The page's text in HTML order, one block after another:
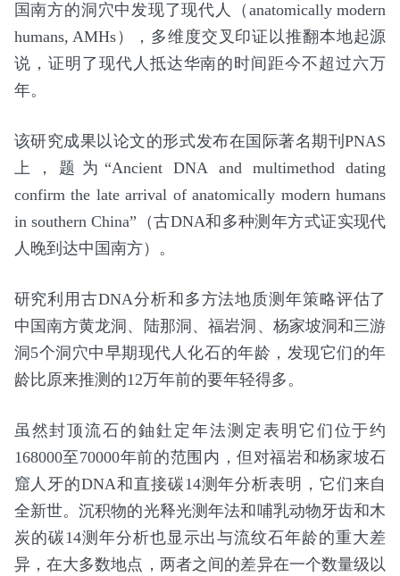
国南方的洞穴中发现了现代人（anatomically modern
humans, AMHs），多维度交叉印证以推翻本地起源
说，证明了现代人抵达华南的时间距今不超过六万
年。
该研究成果以论文的形式发布在国际著名期刊PNAS
上，题为“Ancient DNA and multimethod dating
confirm the late arrival of anatomically modern humans
in southern China”（古DNA和多种测年方式证实现代
人晚到达中国南方）。
研究利用古DNA分析和多方法地质测年策略评估了
中国南方黄龙洞、陆那洞、福岩洞、杨家坡洞和三游
洞5个洞穴中早期现代人化石的年龄，发现它们的年
龄比原来推测的12万年前的要年轻得多。
虽然封顶流石的鈾釷定年法测定表明它们位于约
168000至70000年前的范围内，但对福岩和杨家坡石
窟人牙的DNA和直接碳14测年分析表明，它们来自
全新世。沉积物的光释光测年法和哺乳动物牙齿和木
炭的碳14测年分析也显示出与流纹石年龄的重大差
异，在大多数地点，两者之间的差异在一个数量级以